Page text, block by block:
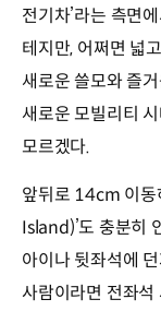
전기차’라는 측면
테지만, 어쩌면 넓
새로운 쓸모와 즐
새로운 모빌리티
모르겠다.
앞뒤로 14cm 이동
Island)’도 충분히
아이나 뒷좌석에
사람이라면 전좌석